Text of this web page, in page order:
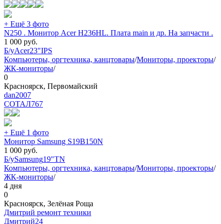
+ Ещё 3 фото
N250 . Монитор Acer H236HL. Плата main и др. На запчасти .
1 000 руб.
Б/уAcer23"IPS
Компьютеры, оргтехника, канцтовары/Мониторы, проекторы/
ЖК-мониторы/
0
Красноярск, Первомайский
dan2007
СОТАЛ767
+ Ещё 1 фото
Монитор Samsung S19B150N
1 000 руб.
Б/уSamsung19"TN
Компьютеры, оргтехника, канцтовары/Мониторы, проекторы/
ЖК-мониторы/
4 дня
0
Красноярск, Зелёная Роща
Дмитрий ремонт техники
Дмитрий24